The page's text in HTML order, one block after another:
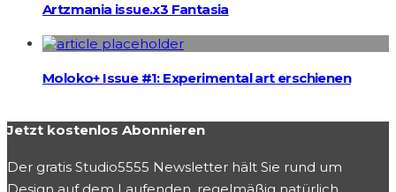
Artzmania issue.x3 Fantasia
Moloko+ Issue #1: Experimental art erschienen
Jetzt kostenlos Abonnieren
Der gratis Studio5555 Newsletter hält Sie rund um